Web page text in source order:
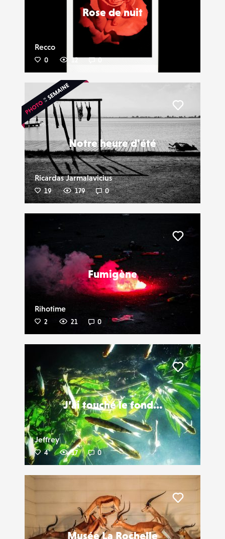
Rose de nuit
Recco
0 12 0
Notre heure d'été
Ricardas Jarmalavicius
19 179 0
Fumigène
Rihotime
2 21 0
J’ai touché le fond…
Jeffrey
4 17 0
Liker
Musée La Rochelle